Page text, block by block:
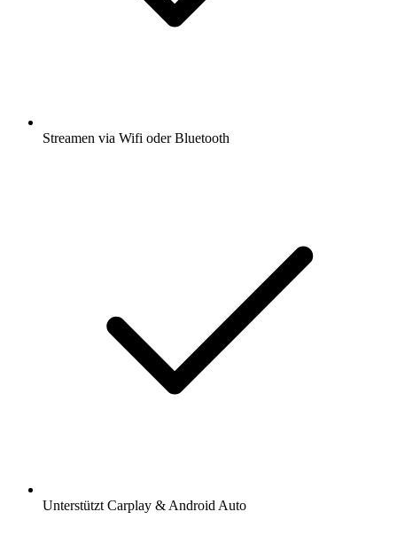
Streamen via Wifi oder Bluetooth
Unterstützt Carplay & Android Auto